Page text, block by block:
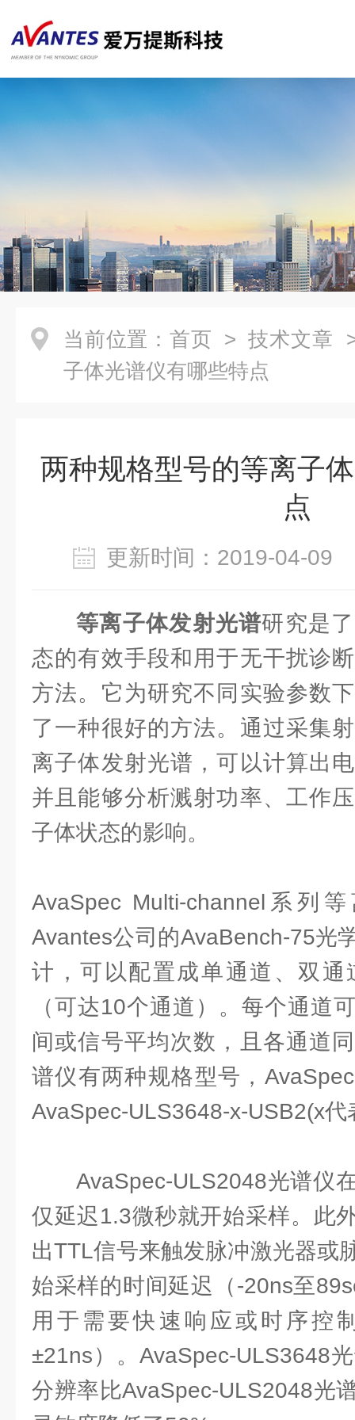
当前位置： 首页 > 技术文章
子体光谱仪有哪些特点
两种规格型号的等离子
点
更新时间：2019-04-
等离子体发射光谱研究是
态的有效手段和用于无干扰诊
方法。它为研究不同实验参数
了一种很好的方法。通过采集
离子体发射光谱，可以计算出
并且能够分析溅射功率、工作
子体状态的影响。
AvaSpec Multi-channel系列
Avantes公司的AvaBench-75光
计，可以配置成单通道、双通
（可达10个通道）。每个通道
间或信号平均次数，且各通道
谱仪有两种规格型号，
AvaSpec-ULS3648-x-USB2(x代
AvaSpec-ULS2048光谱仪
仅延迟1.3微秒就开始采样。此
出TTL信号来触发脉冲激光器或
始采样的时间延迟（-20ns至
用于需要快速响应或时序控
±21ns）。AvaSpec-ULS3648
分辨率比AvaSpec-ULS2048光